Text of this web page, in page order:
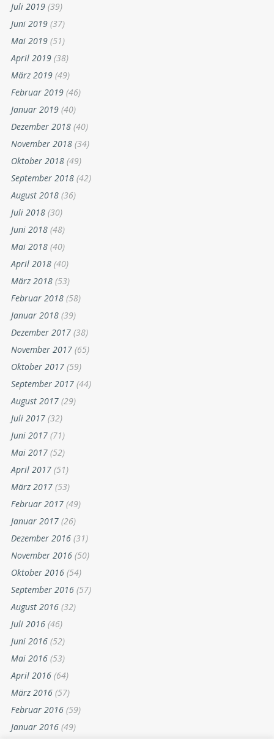
Juli 2019 (39)
Juni 2019 (37)
Mai 2019 (51)
April 2019 (38)
März 2019 (49)
Februar 2019 (46)
Januar 2019 (40)
Dezember 2018 (40)
November 2018 (34)
Oktober 2018 (49)
September 2018 (42)
August 2018 (36)
Juli 2018 (30)
Juni 2018 (48)
Mai 2018 (40)
April 2018 (40)
März 2018 (53)
Februar 2018 (58)
Januar 2018 (39)
Dezember 2017 (38)
November 2017 (65)
Oktober 2017 (59)
September 2017 (44)
August 2017 (29)
Juli 2017 (32)
Juni 2017 (71)
Mai 2017 (52)
April 2017 (51)
März 2017 (53)
Februar 2017 (49)
Januar 2017 (26)
Dezember 2016 (31)
November 2016 (50)
Oktober 2016 (54)
September 2016 (57)
August 2016 (32)
Juli 2016 (46)
Juni 2016 (52)
Mai 2016 (53)
April 2016 (64)
März 2016 (57)
Februar 2016 (59)
Januar 2016 (49)